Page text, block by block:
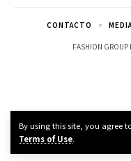
By using this site, you agree
Terms of Use.
FASHION GROUP
CONTACTO